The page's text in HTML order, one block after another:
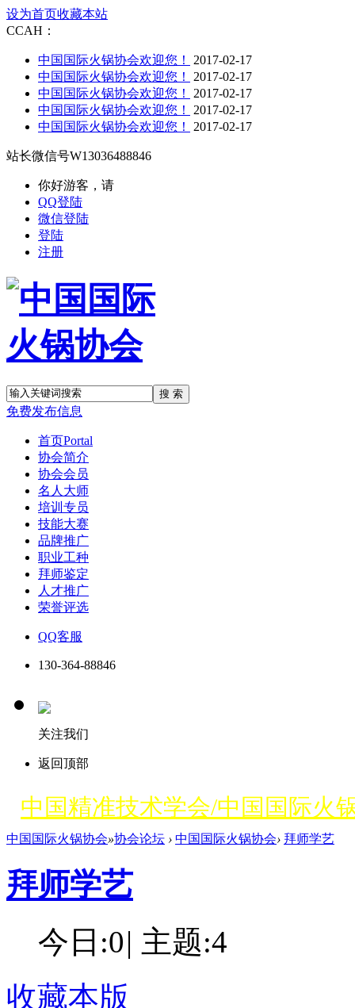
设为首页收藏本站
CCAH：
中国国际火锅协会欢迎您！
2017-02-17
中国国际火锅协会欢迎您！
2017-02-17
中国国际火锅协会欢迎您！
2017-02-17
中国国际火锅协会欢迎您！
2017-02-17
中国国际火锅协会欢迎您！
2017-02-17
站长微信号W13036488846
你好游客，请
QQ登陆
微信登陆
登陆
注册
搜 索
免费发布信息
首页Portal
协会简介
协会会员
名人大师
培训专员
技能大赛
品牌推广
职业工种
拜师鉴定
人才推广
荣誉评选
QQ客服
130-364-88846
关注我们
返回顶部
中国精准技术学会/中国国际火
中国国际火锅协会»协会论坛 › 中国国际火锅协会› 拜师学艺
拜师学艺
今日:0| 主题:4
收藏本版